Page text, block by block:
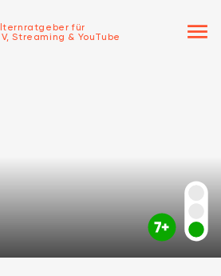
für
Streaming & YouTube
menu